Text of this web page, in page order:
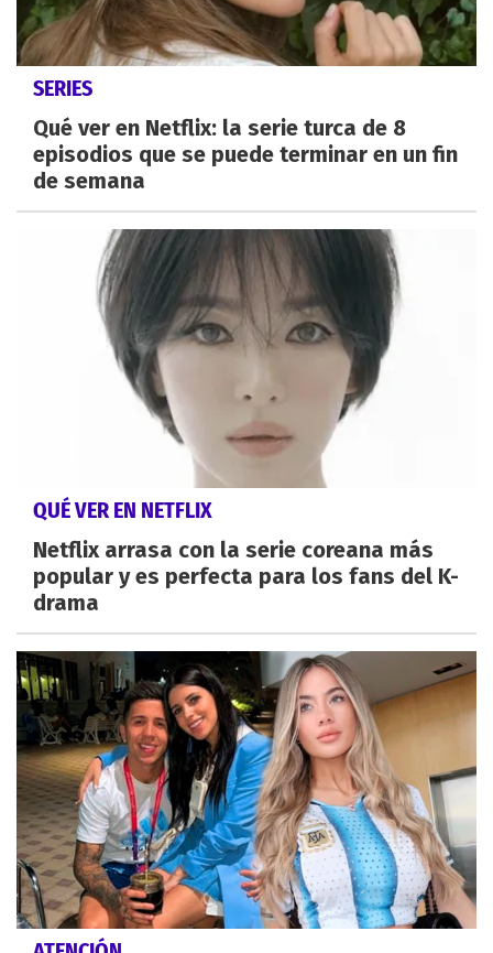
SERIES
Qué ver en Netflix: la serie turca de 8
episodios que se puede terminar en un fin
de semana
QUÉ VER EN NETFLIX
Netflix arrasa con la serie coreana más
popular y es perfecta para los fans del K-
drama